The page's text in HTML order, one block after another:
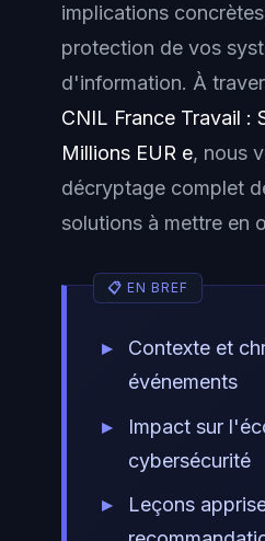
implications
protection de vos
d'information. À
CNIL France Travail :
Millions EUR e, nous
décryptage complet
solutions à mettre en
Contexte et
événements
Impact sur
cybersécurité
Leçons